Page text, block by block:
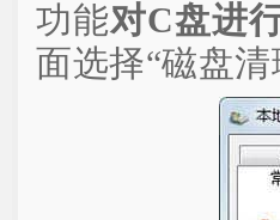
功能对C盘进
面选择“磁盘清